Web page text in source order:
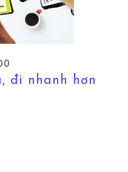
đi nhanh hơn